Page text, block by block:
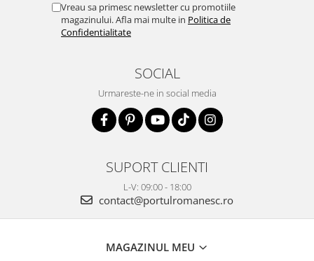
Vreau sa primesc newsletter cu promotiile
magazinului. Afla mai multe in Politica de
Confidentialitate
SOCIAL
Urmareste-ne in social media
SUPORT CLIENTI
L-V: 09:00 - 18:00
contact@portulromanesc.ro
MAGAZINUL MEU